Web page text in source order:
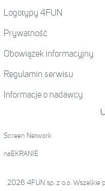
Logotypy 4FUN
Prywatność
Obowiązek informacyjny
Regulamin serwisu
Informacje o nadawcy
Screen Network
naEKRANIE
2026 4FUN sp. z o.o. Wszelkie